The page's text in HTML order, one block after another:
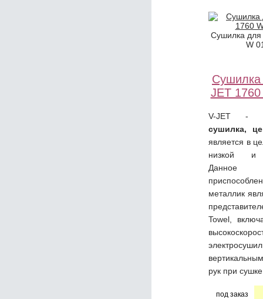
Сушилка для
W
Сушилка
JET
V-JET -
сушилка,
является в
низкой и
Данное
металлик
Towel,
рук при
под заказ